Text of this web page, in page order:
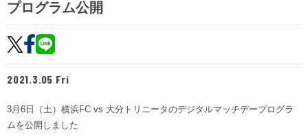
グッズ
ホームタウン
トップチーム
メディア
試合
試合日程
チケット
チケットガイド
席種・価格表
チケット購入方法
チーム
選手・スタッフ
観戦ガイド
プログラム公開
2021.3.05 Fri
3月6日（土）横浜FC vs 大分トリニータのデジタルマッチデープログラ
ムを公開しました